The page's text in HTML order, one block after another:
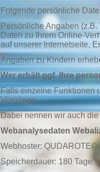
Folgende persönliche
Persönliche Angaben
Daten zu Ihrem Online-
auf unserer Internetseite,
Angaben zu Kindern
Wer erhält ggf. Ihre
Falls einzelne Funktionen
Vorgänge.
Dabei nennen wir auch
Webanalysedaten
Webhoster: QUDAROTEC
Speicherdauer: 180 Tage